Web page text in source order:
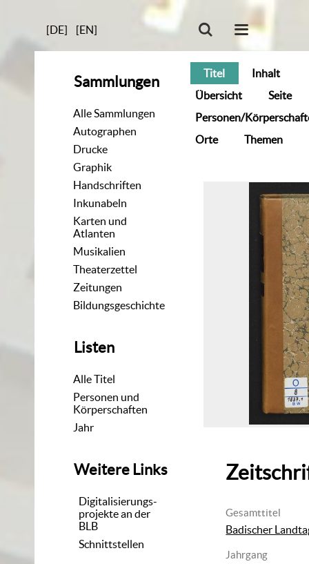
[DE] [EN]
Sammlungen
Alle Sammlungen
Autographen
Drucke
Graphik
Handschriften
Inkunabeln
Karten und
Atlanten
Musikalien
Theaterzettel
Zeitungen
Bildungsgeschichte
Listen
Alle Titel
Personen und
Körperschaften
Jahr
Weitere Links
Digitalisierungs-
projekte an der
BLB
Schnittstellen
Titel
Inhalt
Übersicht
Seite
Personen/
Orte
Themen
Gesamttitel
Badischer
Jahrgang